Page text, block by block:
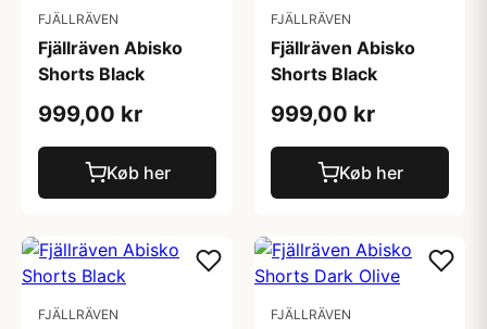
FJÄLLRÄVEN
Fjällräven Abisko
Shorts Black
999,00 kr
Køb her
FJÄLLRÄVEN
Fjällräven Abisko
Shorts Black
999,00 kr
Køb her
FJÄLLRÄVEN FJÄLLRÄVEN